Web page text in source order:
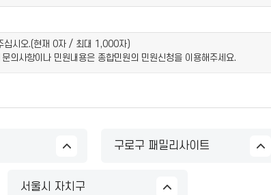
시오.(현재 0자 / 최대 1,000자)
의사항이나 민원내용은 종합민원의 민원신청을 이용해주세요.
구로구 패밀리사이트
서울시 자치구